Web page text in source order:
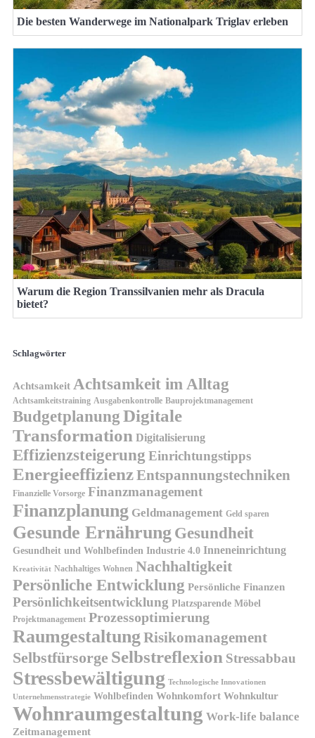
Die besten Wanderwege im Nationalpark Triglav erleben
Warum die Region Transsilvanien mehr als Dracula
bietet?
Schlagwörter
Achtsamkeit Achtsamkeit im Alltag
Achtsamkeitstraining Ausgabenkontrolle Bauprojektmanagement
BudgetplanungDigitale
Transformation Digitalisierung
Effizienzsteigerung Einrichtungstipps
EnergieeffizienzEntspannungstechniken
Finanzielle Vorsorge Finanzmanagement
Finanzplanung Geldmanagement Geld sparen
Gesunde Ernährung Gesundheit
Gesundheit und Wohlbefinden Industrie 4.0 Inneneinrichtung
Kreativität Nachhaltiges Wohnen Nachhaltigkeit
Persönliche Entwicklung Persönliche Finanzen
Persönlichkeitsentwicklung Platzsparende Möbel
Projektmanagement Prozessoptimierung
Raumgestaltung Risikomanagement
Selbstfürsorge Selbstreflexion Stressabbau
Stressbewältigung Technologische Innovationen
Unternehmensstrategie Wohlbefinden Wohnkomfort Wohnkultur
Wohnraumgestaltung Work-life balance
Zeitmanagement